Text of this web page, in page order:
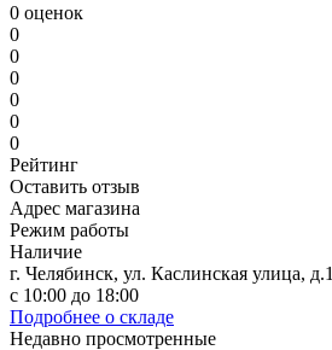
0 оценок
0
0
0
0
0
0
Рейтинг
Оставить отзыв
Адрес магазина
Режим работы
Наличие
г. Челябинск, ул. Каслинская улица, д.1
с 10:00 до 18:00
Подробнее о складе
Недавно просмотренные